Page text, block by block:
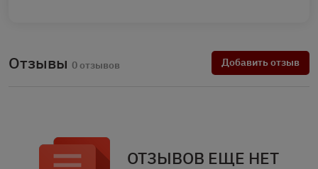
Отзывы 0 отзывов Добавить отзыв
ОТЗЫВОВ ЕЩЕ НЕТ